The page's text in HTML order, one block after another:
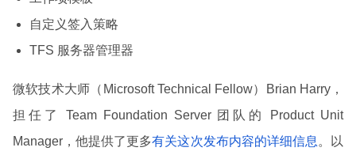
自定义签入策略
TFS 服务器管理器
微软技术大师（Microsoft Technical Fellow）Brian Harry，
担任了 Team Foundation Server 团队的 Product Unit
Manager，他提供了更多有关这次发布内容的详细信息 。以